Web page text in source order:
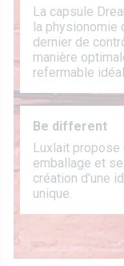
La capsule
la physionomie
dernier de
manière
refermable
Be different
Luxlait
emballage et
création d’une
unique.